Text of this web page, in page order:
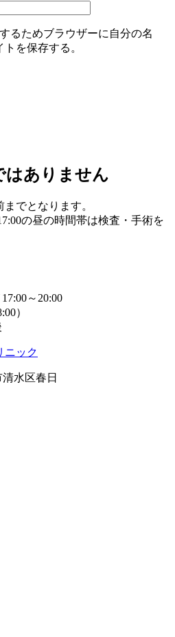
るためブラウザーに自分の名
を保存する。
ありません
でとなります。
の昼の時間帯は検査・手術を
～20:00
）
水区春日